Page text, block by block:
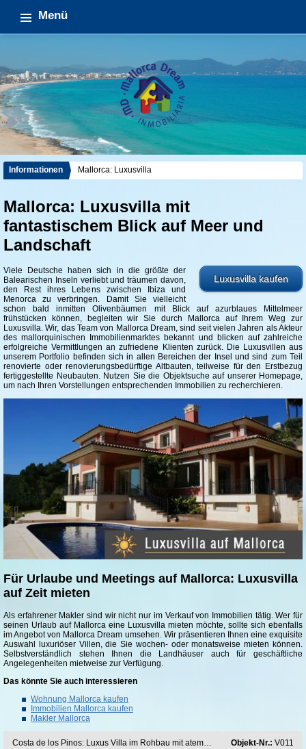
Menü
Informationen Mallorca: Luxusvilla
Mallorca: Luxusvilla mit
fantastischem Blick auf Meer und
Landschaft
Luxusvilla kaufen
Viele Deutsche haben sich in die größte der
Balearischen Inseln verliebt und träumen davon,
den Rest ihres Lebens zwischen Ibiza und
Menorca zu verbringen. Damit Sie vielleicht
schon bald inmitten Olivenbäumen mit Blick auf azurblaues Mittelmeer
frühstücken können, begleiten wir Sie durch Mallorca auf Ihrem Weg zur
Luxusvilla. Wir, das Team von Mallorca Dream, sind seit vielen Jahren als Akteur
des mallorquinischen Immobilienmarktes bekannt und blicken auf zahlreiche
erfolgreiche Vermittlungen an zufriedene Klienten zurück. Die Luxusvillen aus
unserem Portfolio befinden sich in allen Bereichen der Insel und sind zum Teil
renovierte oder renovierungsbedürftige Altbauten, teilweise für den Erstbezug
fertiggestellte Neubauten. Nutzen Sie die Objektsuche auf unserer Homepage,
um nach Ihren Vorstellungen entsprechenden Immobilien zu recherchieren.
Für Urlaube und Meetings auf Mallorca: Luxusvilla
auf Zeit mieten
Als erfahrener Makler sind wir nicht nur im Verkauf von Immobilien tätig. Wer für
seinen Urlaub auf Mallorca eine Luxusvilla mieten möchte, sollte sich ebenfalls
im Angebot von Mallorca Dream umsehen. Wir präsentieren Ihnen eine exquisite
Auswahl luxuriöser Villen, die Sie wochen- oder monatsweise mieten können.
Selbstverständlich stehen Ihnen die Landhäuser auch für geschäftliche
Angelegenheiten mietweise zur Verfügung.
Das könnte Sie auch interessieren
Wohnung Mallorca kaufen
Immobilien Mallorca kaufen
Makler Mallorca
Costa de los Pinos: Luxus Villa im Rohbau mit atemberaubendem Meerblick Objekt-Nr.: V011